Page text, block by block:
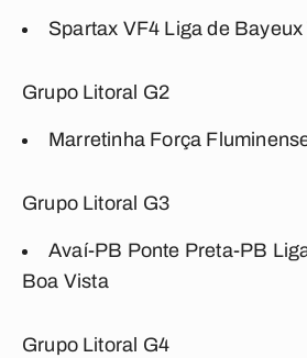
Spartax VF4 Liga de
Grupo Litoral G2
Marretinha Força
Grupo Litoral G3
Avaí-PB Ponte Preta-PB
Boa Vista
Grupo Litoral G4